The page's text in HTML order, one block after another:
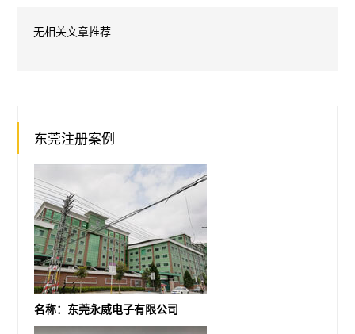
无相关文章推荐
东莞注册案例
名称：东莞永威电子有限公司